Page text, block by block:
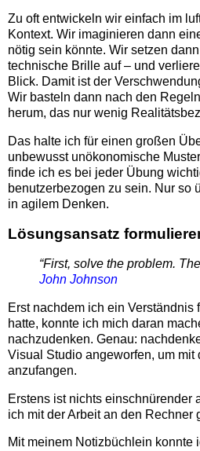
Zu oft entwickeln wir einfach im
Kontext. Wir imaginieren dann
nötig sein könnte. Wir setzen
technische Brille auf – und
Blick. Damit ist der
Wir basteln dann nach den
herum, das nur wenig
Das halte ich für einen großen
unbewusst unökonomische
finde ich es bei jeder Übung
benutzerbezogen zu sein. Nur so
in agilem Denken.
Lösungsansatz
“First, solve the problem.
John Johnson
Erst nachdem ich ein
hatte, konnte ich mich daran
nachzudenken. Genau:
Visual Studio angeworfen, um mit
anzufangen.
Erstens ist nichts einschnürender
ich mit der Arbeit an den Rechner
Mit meinem Notizbüchlein konnte